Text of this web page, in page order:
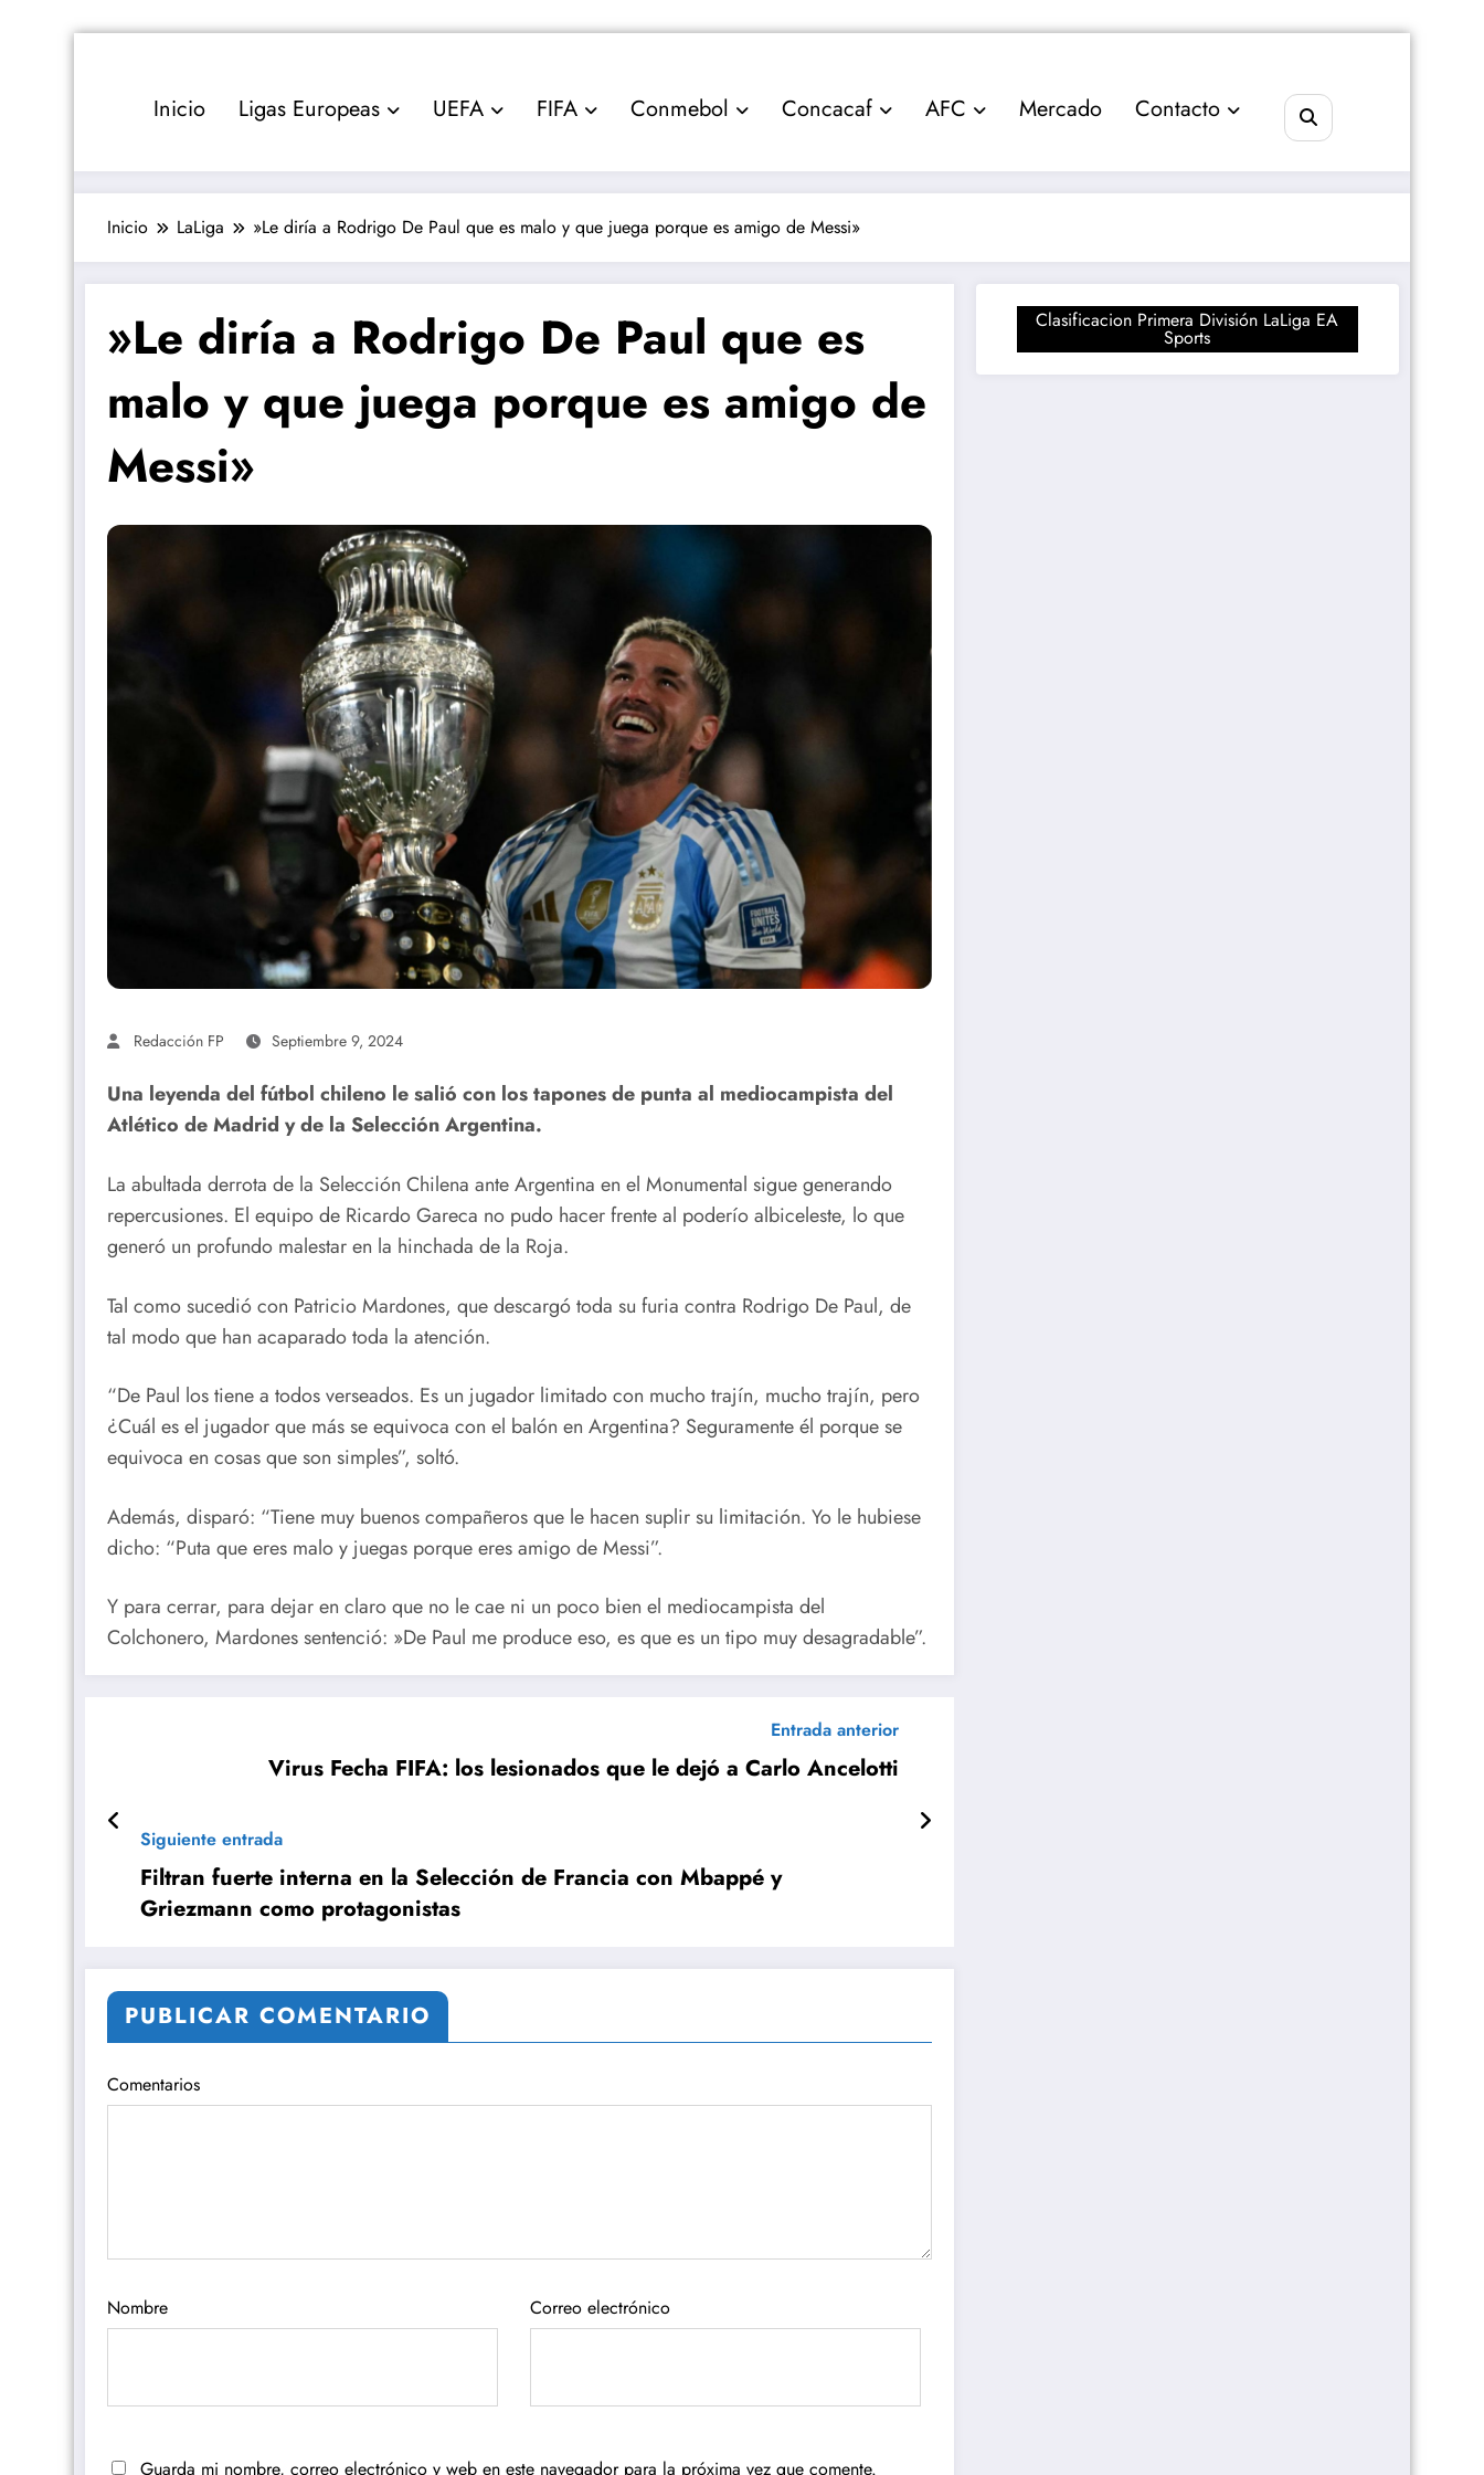
Inicio Ligas Europeas UEFA FIFA Conmebol Concacaf AFC Mercado Contacto
Inicio LaLiga »Le diría a Rodrigo De Paul que es malo y que juega porque es amigo de Messi»
»Le diría a Rodrigo De Paul que es
malo y que juega porque es amigo de
Messi»
Redacción FP Septiembre 9, 2024
Una leyenda del fútbol chileno le salió con los tapones de punta al mediocampista del
Atlético de Madrid y de la Selección Argentina.
La abultada derrota de la Selección Chilena ante Argentina en el Monumental sigue generando
repercusiones. El equipo de Ricardo Gareca no pudo hacer frente al poderío albiceleste, lo que
generó un profundo malestar en la hinchada de la Roja.
Tal como sucedió con Patricio Mardones, que descargó toda su furia contra Rodrigo De Paul, de
tal modo que han acaparado toda la atención.
“De Paul los tiene a todos verseados. Es un jugador limitado con mucho trajín, mucho trajín, pero
¿Cuál es el jugador que más se equivoca con el balón en Argentina? Seguramente él porque se
equivoca en cosas que son simples”, soltó.
Además, disparó: “Tiene muy buenos compañeros que le hacen suplir su limitación. Yo le hubiese
dicho: “Puta que eres malo y juegas porque eres amigo de Messi”.
Y para cerrar, para dejar en claro que no le cae ni un poco bien el mediocampista del
Colchonero, Mardones sentenció: »De Paul me produce eso, es que es un tipo muy desagradable”.
Entrada anterior
Virus Fecha FIFA: los lesionados que le dejó a Carlo Ancelotti
Siguiente entrada
Filtran fuerte interna en la Selección de Francia con Mbappé y
Griezmann como protagonistas
PUBLICAR COMENTARIO
Comentarios
Nombre Correo electrónico
Guarda mi nombre, correo electrónico y web en este navegador para la próxima vez que comente.
Clasificacion Primera División LaLiga EA
Sports